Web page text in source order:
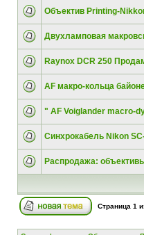
Объектив Printing-
Двухламповая
Raynox DCR 250
AF макро-кольца
" AF Voiglander macro-
Синхрокабель Nikon
Распродажа:
Страница 1